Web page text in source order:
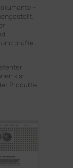
–
prüfte
klar
Produkte